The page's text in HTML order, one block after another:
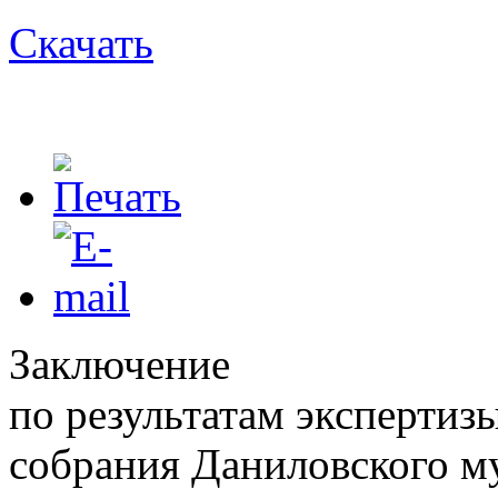
Скачать
Заключение
по результатам
собрания Даниловского